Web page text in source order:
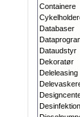
Containere
Databaser
Dataudstyr
Dekoratør
Deleleasing
Desinfektion